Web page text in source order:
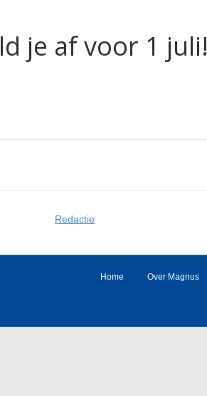
je af voor 1 juli!
Redactie
Home Over Magnus